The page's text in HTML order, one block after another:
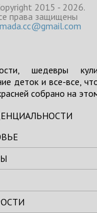
2015 - 2026.
права защищены
шедевры
деток и все-все,
собрано на